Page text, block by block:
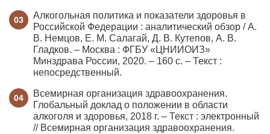
Алкогольная политика и показатели здоровья в
Российской Федерации : аналитический обзор / А.
В. Немцов, Е. М. Салагай, Д. В. Кутепов, А. В.
Гладков. – Москва : ФГБУ «ЦНИИОИЗ»
Минздрава России, 2020. – 160 с. – Текст :
непосредственный.
Всемирная организация здравоохранения.
Глобальный доклад о положении в области
алкоголя и здоровья, 2018 г. – Текст : электронный
// Всемирная организация здравоохранения.